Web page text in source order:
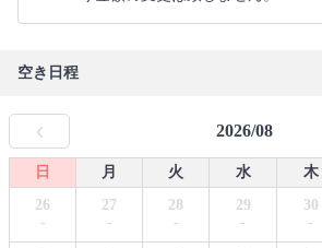
空き日程
2026/08
日 月 火 水 木
26
-
27
-
28
-
29
-
30
-